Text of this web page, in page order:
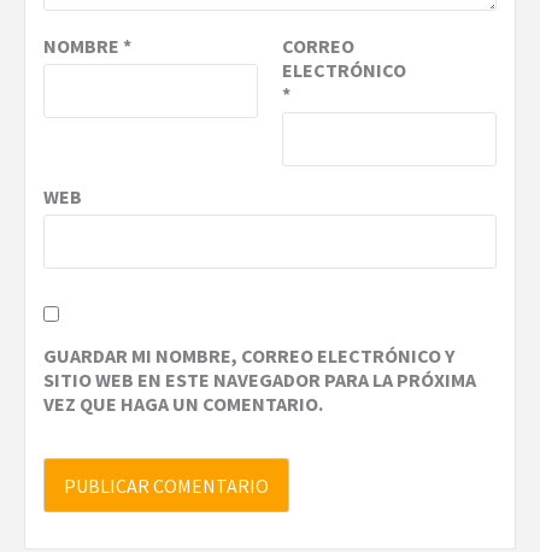
NOMBRE *
CORREO
ELECTRÓNICO
*
WEB
GUARDAR MI NOMBRE, CORREO ELECTRÓNICO Y
SITIO WEB EN ESTE NAVEGADOR PARA LA PRÓXIMA
VEZ QUE HAGA UN COMENTARIO.